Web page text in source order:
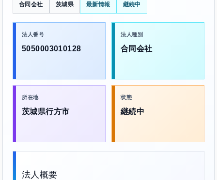
合同会社 茨城県 最新情報 継続中
法人番号
5050003010128
法人種別
合同会社
所在地
茨城県行方市
状態
継続中
法人概要